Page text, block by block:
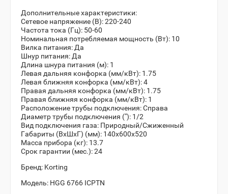
Дополнительные характеристики:
Сетевое напряжение (В):220-240
Частота тока (Гц): 50-60
Номинальная потребляемая мощность (Вт): 10
Вилка питания: Да
Шнур питания: Да
Длина шнура питания (м): 1
Левая дальняя конфорка (мм/кВт): 1.75
Левая ближняя конфорка (мм/кВт):4
Правая дальняя конфорка (мм/кВт): 1.75
Правая ближняя конфорка (мм/кВт): 1
Расположение трубы подключения:Справа
Диаметр трубы подключения (''): 1/2
Вид подключения газа: Природный/Сжиженный
Габариты (ВхШхГ) (мм): 140x600x520
Масса прибора (кг): 13.7
Срок гарантии (мес.):24
Бренд: Korting
Модель: HGG 6766 ICPTN